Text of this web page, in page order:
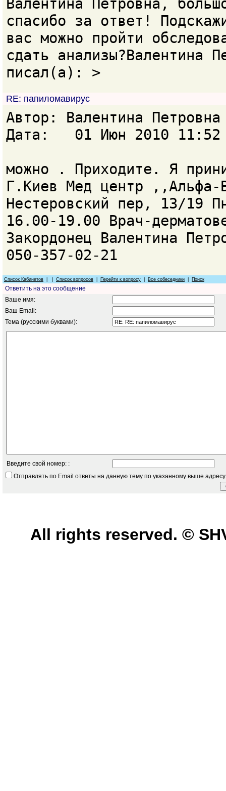
Валентина Петровна,
спасибо за ответ!
вас можно пройти
сдать анализы?Валентина
писал(а): >
RE: папиломавирус
Автор: Валентина
Дата: 01 Июн 2010 11:52
можно . Приходите. Я
Г.Киев Мед центр
Нестеровский пер, 13/19
16.00-19.00 Врач-
Закордонец Валентина
050-357-02-21
Список Кабинетов Список вопросов Перейти к вопросу Все собеседники Поиск
Ответить на это сообщение
Ваше имя:
Ваш Email:
Тема (русскими буквами):
Введите свой номер: :
Отправлять по Email ответы на данную тему по указанному выше адресу.
All rights reserved. ©